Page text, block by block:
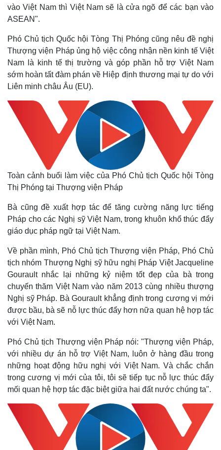
Thế giới
Quan sát
Cuộc sống đó đây
Multimedia
Video
E-Magazine
Infographic
vào Việt Nam thì Việt Nam sẽ là cửa ngõ để các bạn vào
ASEAN".
Phó Chủ tịch Quốc hội Tòng Thị Phóng cũng nêu đề nghị
Thượng viện Pháp ủng hộ việc công nhận nền kinh tế Việt
Nam là kinh tế thị trường và góp phần hỗ trợ Việt Nam
sớm hoàn tất đàm phán về Hiệp định thương mại tự do với
Liên minh châu Âu (EU).
Toàn cảnh buổi làm việc của Phó Chủ tịch Quốc hội Tòng
Thị Phóng tại Thượng viện Pháp
Bà cũng đề xuất hợp tác để tăng cường năng lực tiếng
Pháp cho các Nghị sỹ Việt Nam, trong khuôn khổ thúc đẩy
giáo dục pháp ngữ tại Việt Nam.
Về phần mình, Phó Chủ tịch Thượng viện Pháp, Phó Chủ
tịch nhóm Thượng Nghị sỹ hữu nghị Pháp Việt Jacqueline
Gourault nhắc lại những kỷ niệm tốt đẹp của bà trong
chuyến thăm Việt Nam vào năm 2013 cùng nhiều thượng
Nghị sỹ Pháp. Bà Gourault khẳng định trong cương vị mới
được bầu, bà sẽ nỗ lực thúc đẩy hơn nữa quan hệ hợp tác
với Việt Nam.
Phó Chủ tịch Thượng viện Pháp nói: "Thượng viện Pháp,
với nhiều dự án hỗ trợ Việt Nam, luôn ở hàng đầu trong
những hoạt động hữu nghị với Việt Nam. Và chắc chắn
trong cương vị mới của tôi, tôi sẽ tiếp tục nỗ lực thúc đẩy
mối quan hệ hợp tác đặc biệt giữa hai đất nước chúng ta".